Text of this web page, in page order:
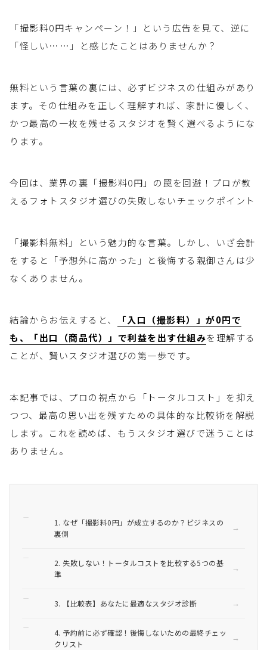
「撮影料0円キャンペーン！」という広告を見て、逆に
「怪しい……」と感じたことはありませんか？
無料という言葉の裏には、必ずビジネスの仕組みがあり
ます。その仕組みを正しく理解すれば、家計に優しく、
かつ最高の一枚を残せるスタジオを賢く選べるようにな
ります。
今回は、業界の裏「撮影料0円」の罠を回避！プロが教
えるフォトスタジオ選びの失敗しないチェックポイント
「撮影料無料」という魅力的な言葉。しかし、いざ会計
をすると「予想外に高かった」と後悔する親御さんは少
なくありません。
結論からお伝えすると、
「入口（撮影料）」が0円で
も、「出口（商品代）」で利益を出す仕組みを理解する
ことが、賢いスタジオ選びの第一歩です。
本記事では、プロの視点から「トータルコスト」を抑え
つつ、最高の思い出を残すための具体的な比較術を解説
します。これを読めば、もうスタジオ選びで迷うことは
ありません。
1. なぜ「撮影料0円」が成立するのか？ビジネスの
裏側
2. 失敗しない！トータルコストを比較する5つの基
準
3. 【比較表】あなたに最適なスタジオ診断
4. 予約前に必ず確認！後悔しないための最終チェッ
クリスト